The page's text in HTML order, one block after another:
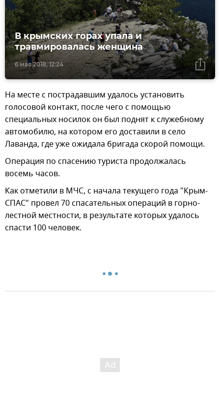
6 мая 2018, 12:24
В крымских горах упала и
травмировалась женщина
На месте с пострадавшим удалось установить
голосовой контакт, после чего с помощью
специальных носилок он был поднят к служебному
автомобилю, на котором его доставили в село
Лаванда, где уже ожидала бригада скорой помощи.
Операция по спасению туриста продолжалась
восемь часов.
Как отметили в МЧС, с начала текущего года "Крым-
СПАС" провел 70 спасательных операций в горно-
лестной местности, в результате которых удалось
спасти 100 человек.